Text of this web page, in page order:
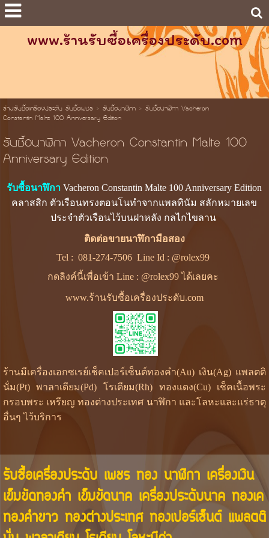
www.ร้านรับซื้อเครื่องประดับ.com
ร้านรับซื้อเครื่องประดับ รับซื้อเพชร> รับซื้อนาฬิกา> รับซื้อนาฬิกา Vacheron
Constantin Malte 100 Anniversary Edition
รับซื้อนาฬิกา Vacheron Constantin Malte 100
Anniversary Edition
รับซื้อนาฬิกา Vacheron Constantin Malte 100 Anniversary Edition
คลาสสิก ตัวเรือนทรงตอนโนทำจากแพลทินัม สลักหมายเลข
ประจำตัวเรือนไว้บนฝาหลัง กลไกไขลาน
ติดต่อขายนาฬิกามือสอง
Tel :081-274-7506 Line Id : @rolex99
กดลิงค์นี้เพื่อเข้า Line : @rolex99 ได้เลยคะ
www.ร้านรับซื้อเครื่องประดับ.com
ร้านมีเครื่องเอกซเรย์เช็คเปอร์เซ็นต์ทองคำ(Au) เงิน(Ag) แพลตติ
นั่ม(Pt) พาลาเดียม(Pd) โรเดียม(Rh) ทองแดง(Cu) เช็คเนื้อพระ
กรอบพระ เหรียญ ทองต่างประเทศ นาฬิกา และโลหะและแร่ธาตุ
อื่นๆ ไว้บริการ
รับซื้อเครื่องประดับ เพชร ทอง นาฬิกา เครื่องเงิน
เข็มขัดทองคำ เข็มขัดนาค เครื่องประดับนาค ทองเค
ทองคำขาว ทองต่างประเทศ ทองเปอร์เซ็นต์ แพลตติ